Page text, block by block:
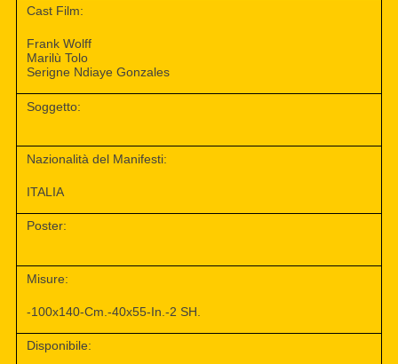
Cast Film:
Frank Wolff
Marilù Tolo
Serigne Ndiaye Gonzales
Soggetto:
Nazionalità del Manifesti:
ITALIA
Poster:
Misure:
-100x140-Cm.-40x55-In.-2 SH.
Disponibile: